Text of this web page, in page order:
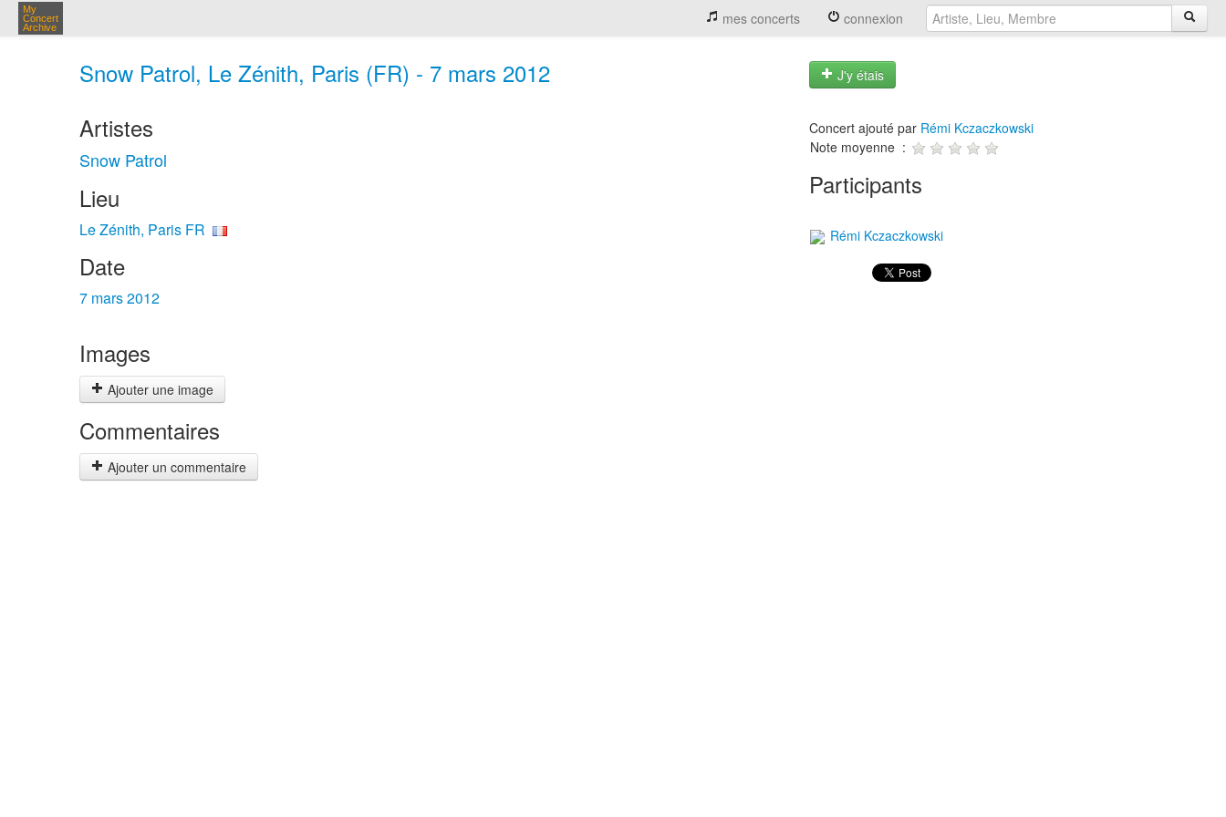
My
Concert
Archive
mes concerts connexion
Snow Patrol, Le Zénith, Paris (FR) - 7 mars 2012 J'y étais
Artistes
Snow Patrol
Lieu
Le Zénith, Paris FR
Date
7 mars 2012
Images
Ajouter une image
Commentaires
Ajouter un commentaire
Concert ajouté par Rémi Kczaczkowski
Note moyenne :
Participants
Rémi Kczaczkowski